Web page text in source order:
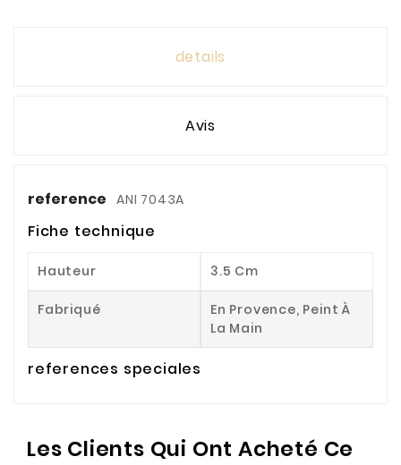
details
Avis
reference ANI 7043A
Fiche technique
Hauteur 3.5 Cm
Fabriqué
En Provence, Peint À
La Main
references speciales
Les Clients Qui Ont Acheté Ce